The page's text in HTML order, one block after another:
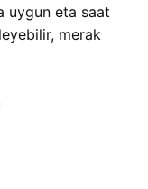
uygun eta saat
merak